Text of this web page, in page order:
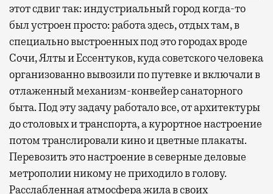
этот сдвиг так: индустриальный город когда-то
был устроен просто: работа здесь, отдых там, в
специально выстроенных под это городах вроде
Сочи, Ялты и Ессентуков, куда советского человека
организованно вывозили по путевке и включали в
отлаженный механизм-конвейер санаторного
быта. Под эту задачу работало все, от архитектуры
до столовых и транспорта, а курортное настроение
потом транслировали кино и цветные плакаты.
Перевозить это настроение в северные деловые
метрополии никому не приходило в голову.
Расслабленная атмосфера жила в своих